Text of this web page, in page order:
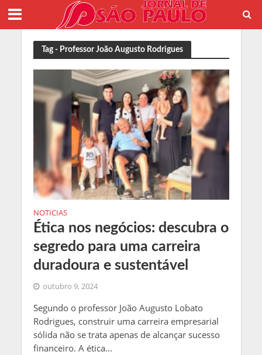
Tag - Professor João Augusto Rodrigues
NOTICIAS
Ética nos negócios: descubra o
segredo para uma carreira
duradoura e sustentável
outubro 9, 2024
Segundo o professor João Augusto Lobato
Rodrigues, construir uma carreira empresarial
sólida não se trata apenas de alcançar sucesso
financeiro. A ética...